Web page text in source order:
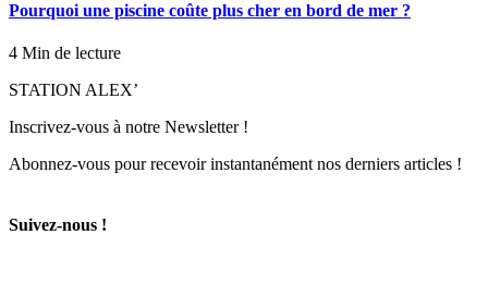
Pourquoi une piscine coûte plus cher en bord de mer ?
4 Min de lecture
STATION ALEX’
Inscrivez-vous à notre Newsletter !
Abonnez-vous pour recevoir instantanément nos derniers articles !
Suivez-nous !